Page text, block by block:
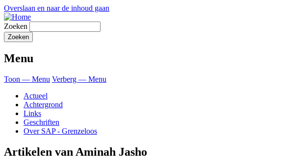
Overslaan en naar de inhoud gaan
Zoeken
Menu
Toon — Menu Verberg — Menu
Actueel
Achtergrond
Links
Geschriften
Over SAP - Grenzeloos
Artikelen van Aminah Jasho